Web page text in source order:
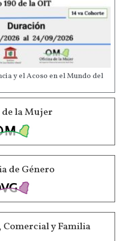
y el Acoso en el Mundo del
la Mujer
de Género
y Familia